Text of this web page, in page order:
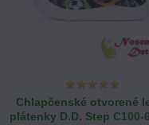
Chlapčenské otvorené
plátenky D.D. Step C100-